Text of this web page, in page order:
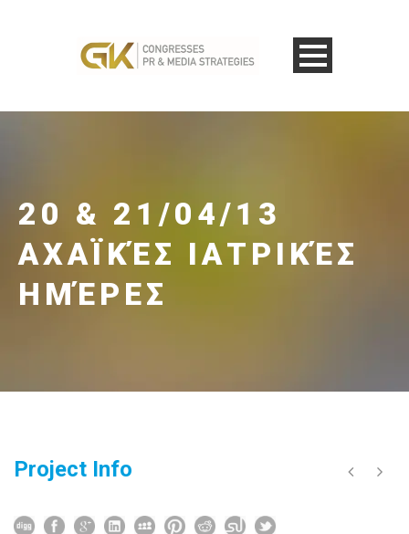
20 & 21/04/13
ΑΧΑΪΚΈΣ ΙΑΤΡΙΚΈΣ
ΗΜΈΡΕΣ
Project Info